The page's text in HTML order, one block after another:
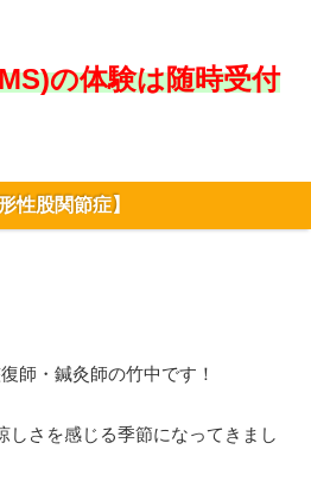
の体験は随時受付
性股関節症】
師・鍼灸師の竹中です！
しさを感じる季節になってきまし